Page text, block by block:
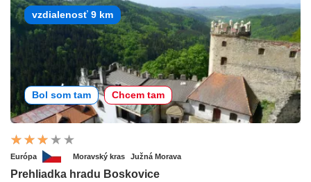
vzdialenosť 9 km
Bol som tam Chcem tam
Európa Moravský kras Južná Morava
Prehliadka hradu Boskovice